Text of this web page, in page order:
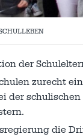
der
zurecht
der
die